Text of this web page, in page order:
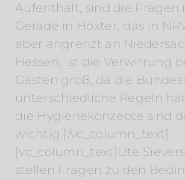
Aufenthalt, sind die Fragen
Gerade in Höxter, das in
aber angrenzt an
Hessen, ist die Verwirrung
Gästen groß, da die
unterschiedliche Regeln
die Hygienekonzepte sind
wichtig.[/vc_column_text]
[vc_column_text]Ute
stellen Fragen zu den